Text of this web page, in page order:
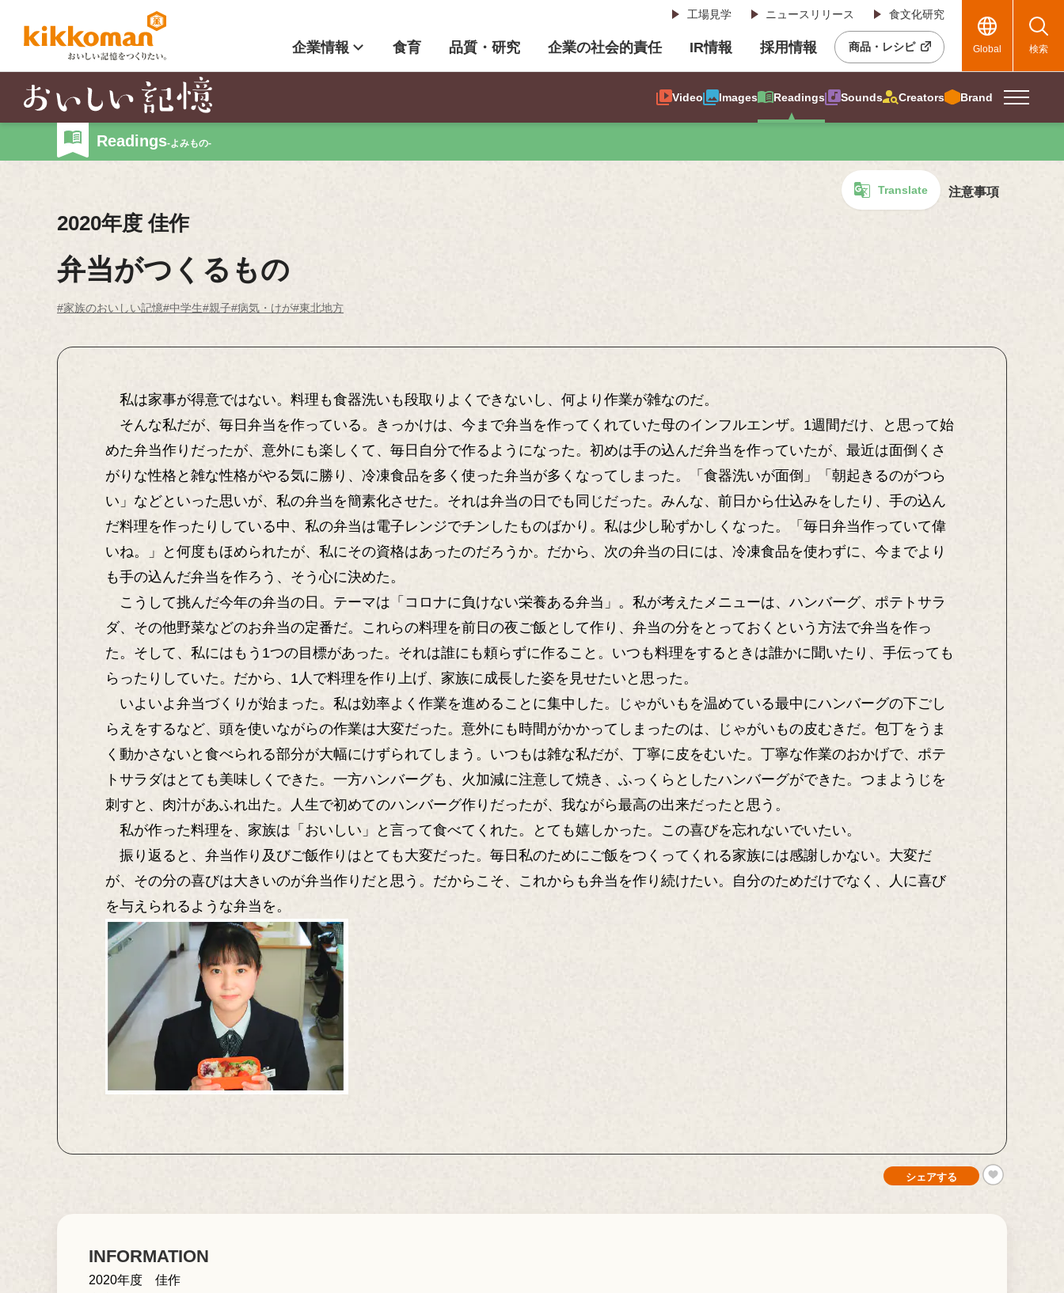
工場見学 ニュースリリース 食文化研究
企業情報 食育 品質・研究 企業の社会的責任 IR情報 採用情報 商品・レシピ Global 検索
Video Images Readings Sounds Creators Brand
Readings-よみもの-
Translate 注意事項
2020年度 佳作
弁当がつくるもの
#家族のおいしい記憶#中学生#親子#病気・けが#東北地方
私は家事が得意ではない。料理も食器洗いも段取りよくできないし、何より作業が雑なのだ。
そんな私だが、毎日弁当を作っている。きっかけは、今まで弁当を作ってくれていた母のインフルエンザ。1週間だけ、と思って始
めた弁当作りだったが、意外にも楽しくて、毎日自分で作るようになった。初めは手の込んだ弁当を作っていたが、最近は面倒くさ
がりな性格と雑な性格がやる気に勝り、冷凍食品を多く使った弁当が多くなってしまった。「食器洗いが面倒」「朝起きるのがつら
い」などといった思いが、私の弁当を簡素化させた。それは弁当の日でも同じだった。みんな、前日から仕込みをしたり、手の込ん
だ料理を作ったりしている中、私の弁当は電子レンジでチンしたものばかり。私は少し恥ずかしくなった。「毎日弁当作っていて偉
いね。」と何度もほめられたが、私にその資格はあったのだろうか。だから、次の弁当の日には、冷凍食品を使わずに、今までより
も手の込んだ弁当を作ろう、そう心に決めた。
こうして挑んだ今年の弁当の日。テーマは「コロナに負けない栄養ある弁当」。私が考えたメニューは、ハンバーグ、ポテトサラ
ダ、その他野菜などのお弁当の定番だ。これらの料理を前日の夜ご飯として作り、弁当の分をとっておくという方法で弁当を作っ
た。そして、私にはもう1つの目標があった。それは誰にも頼らずに作ること。いつも料理をするときは誰かに聞いたり、手伝っても
らったりしていた。だから、1人で料理を作り上げ、家族に成長した姿を見せたいと思った。
いよいよ弁当づくりが始まった。私は効率よく作業を進めることに集中した。じゃがいもを温めている最中にハンバーグの下ごし
らえをするなど、頭を使いながらの作業は大変だった。意外にも時間がかかってしまったのは、じゃがいもの皮むきだ。包丁をうま
く動かさないと食べられる部分が大幅にけずられてしまう。いつもは雑な私だが、丁寧に皮をむいた。丁寧な作業のおかげで、ポテ
トサラダはとても美味しくできた。一方ハンバーグも、火加減に注意して焼き、ふっくらとしたハンバーグができた。つまようじを
刺すと、肉汁があふれ出た。人生で初めてのハンバーグ作りだったが、我ながら最高の出来だったと思う。
私が作った料理を、家族は「おいしい」と言って食べてくれた。とても嬉しかった。この喜びを忘れないでいたい。
振り返ると、弁当作り及びご飯作りはとても大変だった。毎日私のためにご飯をつくってくれる家族には感謝しかない。大変だ
が、その分の喜びは大きいのが弁当作りだと思う。だからこそ、これからも弁当を作り続けたい。自分のためだけでなく、人に喜び
を与えられるような弁当を。
シェアする
INFORMATION
2020年度 佳作